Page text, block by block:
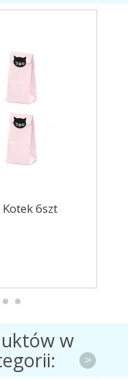
6szt
w
>